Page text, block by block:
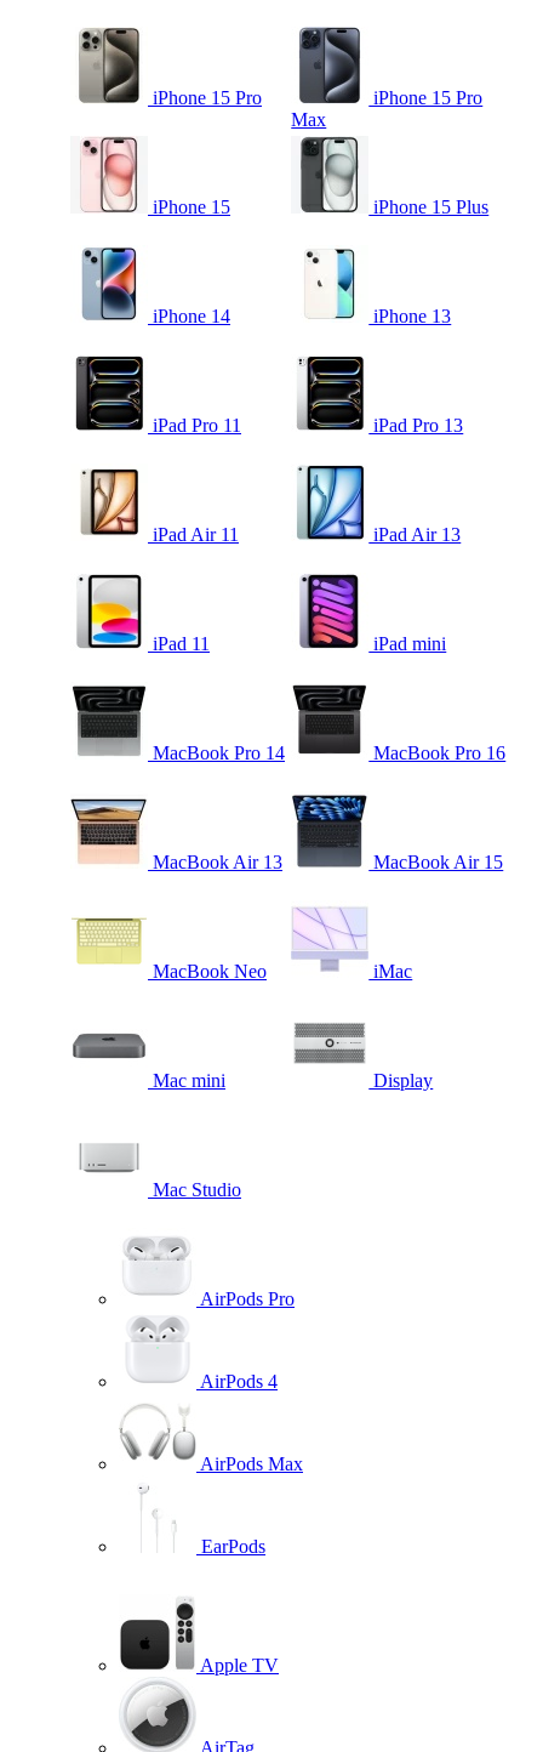
iPhone 15 Pro
iPhone 15 Pro
Max
iPhone 15 iPhone 15 Plus
iPhone 14 iPhone 13
iPad Pro 11 iPad Pro 13
iPad Air 11 iPad Air 13
iPad 11 iPad mini
MacBook Pro 14 MacBook Pro 16
MacBook Air 13 MacBook Air 15
MacBook Neo iMac
Mac mini Display
Mac Studio
AirPods Pro
AirPods 4
AirPods Max
EarPods
Apple TV